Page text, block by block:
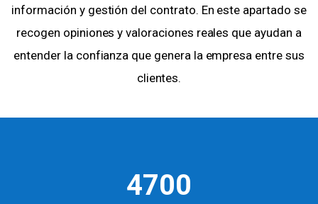
información y gestión del contrato. En este apartado se
recogen opiniones y valoraciones reales que ayudan a
entender la confianza que genera la empresa entre sus
clientes.
4700